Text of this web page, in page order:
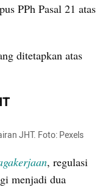
PPh Pasal 21 atas
ditetapkan atas
JHT. Foto: Pexels
, regulasi
menjadi dua